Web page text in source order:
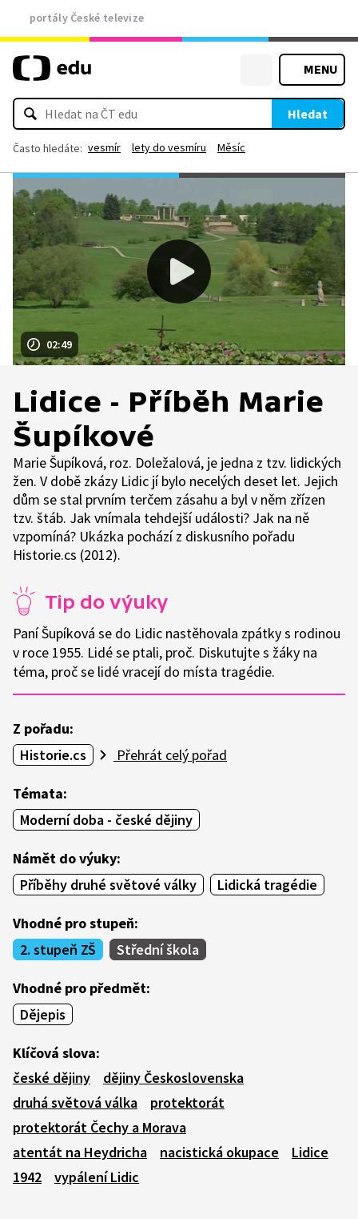
portály České televize
MENU
Hledat
Často hledáte: vesmír lety do vesmíru Měsíc
02:49
Lidice - Příběh Marie
Šupíkové
Marie Šupíková, roz. Doležalová, je jedna z tzv. lidických
žen. V době zkázy Lidic jí bylo necelých deset let. Jejich
dům se stal prvním terčem zásahu a byl v něm zřízen
tzv. štáb. Jak vnímala tehdejší události? Jak na ně
vzpomíná? Ukázka pochází z diskusního pořadu
Historie.cs (2012).
Tip do výuky
Paní Šupíková se do Lidic nastěhovala zpátky s rodinou
v roce 1955. Lidé se ptali, proč. Diskutujte s žáky na
téma, proč se lidé vracejí do místa tragédie.
Z pořadu:
Historie.cs
Přehrát celý pořad
Témata:
Moderní doba - české dějiny
Námět do výuky:
Příběhy druhé světové války
Lidická tragédie
Vhodné pro stupeň:
2. stupeň ZŠ
Střední škola
Vhodné pro předmět:
Dějepis
Klíčová slova:
české dějiny
dějiny Československa
druhá světová válka
protektorát
protektorát Čechy a Morava
atentát na Heydricha
nacistická okupace
Lidice
1942
vypálení Lidic